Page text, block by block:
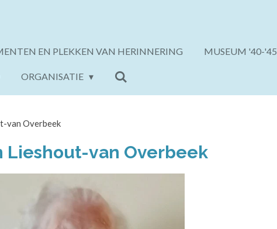
EN PLEKKEN VAN HERINNERING MUSEUM '40-'45
ORGANISATIE
van Overbeek
Lieshout-van Overbeek